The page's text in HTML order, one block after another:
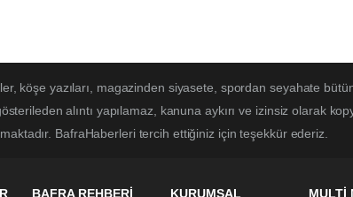
köşe yazıları, magazinden siyasete, spordan seyahate
alıntı yapılamaz, kanuna aykırı ve izinsiz olarak
BafraHaberleri tercih ettiğiniz için teşekkür ederiz.
BAFRA REHBERİ KURUMSAL MULTİ